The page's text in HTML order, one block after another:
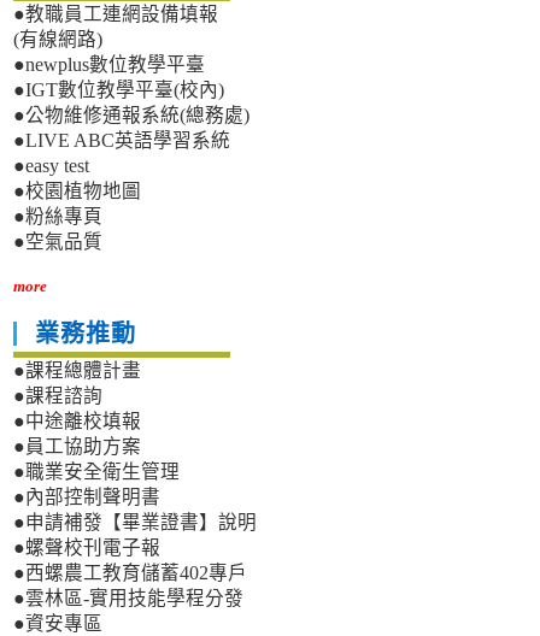
●教職員工連網設備填報
(有線網路)
●newplus數位教學平臺
●IGT數位教學平臺(校內)
●公物維修通報系統(總務處)
●LIVE ABC英語學習系統
●easy test
●校園植物地圖
●粉絲專頁
●空氣品質
more
業務推動
●課程總體計畫
●課程諮詢
●中途離校填報
●員工協助方案
●職業安全衛生管理
●內部控制聲明書
●申請補發【畢業證書】說明
●螺聲校刊電子報
●西螺農工教育儲蓄402專戶
●雲林區-實用技能學程分發
●資安專區